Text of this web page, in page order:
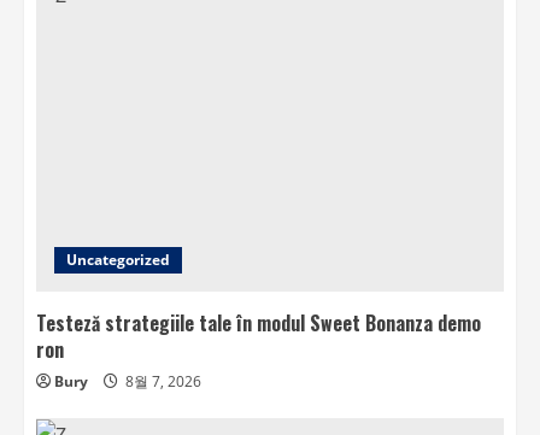
Uncategorized
Testeză strategiile tale în modul Sweet Bonanza demo
ron
Bury 8월 7, 2026